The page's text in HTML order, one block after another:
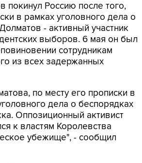
Россию после того,
в рамках уголовного дела о
- активный участник
выборов. 6 мая он был
сотрудникам
из всех задержанных
по месту его прописки в
дела о беспорядках
Оппозиционный активист
к властям Королевства
убежище", - сообщил